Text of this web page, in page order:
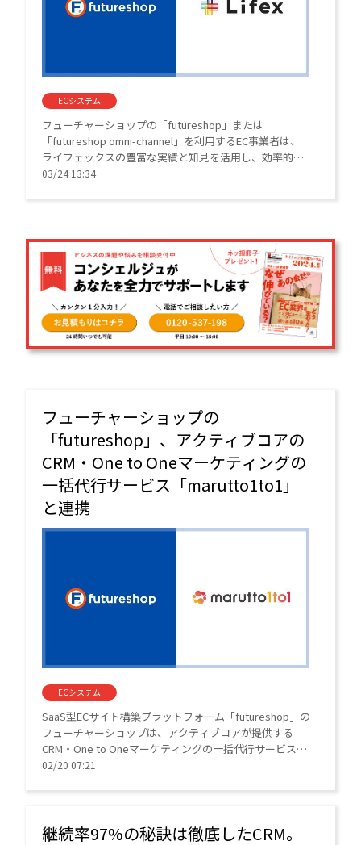
ECシステム
フューチャーショップの「futureshop」または
「futureshop omni-channel」を利用するEC事業者は、
ライフェックスの豊富な実績と知見を活用し、効率的な
LTV向上施策を導入できるようになる。
03/24 13:34
フューチャーショップの
「futureshop」、アクティブコアの
CRM・One to Oneマーケティングの
一括代行サービス「marutto1to1」
と連携
ECシステム
SaaS型ECサイト構築プラットフォーム「futureshop」の
フューチャーショップは、アクティブコアが提供する
CRM・One to Oneマーケティングの一括代行サービス
「marutto1to1（まるっと1to1）」と「futureshop」の
02/20 07:21
継続率97%の秘訣は徹底したCRM。